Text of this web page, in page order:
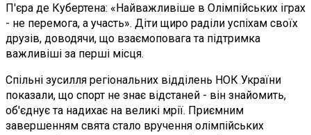
П'єра де Кубертена: «Найважливіше в Олімпійських іграх
- не перемога, а участь». Діти щиро раділи успіхам своїх
друзів, доводячи, що взаємоповага та підтримка
важливіші за перші місця.
Спільні зусилля регіональних відділень НОК України
показали, що спорт не знає відстаней - він знайомить,
об'єднує та надихає на великі мрії. Приємним
завершенням свята стало вручення олімпійських